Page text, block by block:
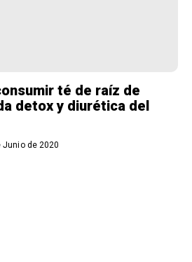
té de raíz de
detox y diurética del
Junio de 2020